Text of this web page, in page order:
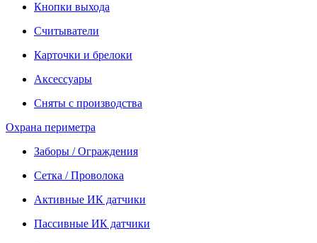
Кнопки выхода
Считыватели
Карточки и брелоки
Аксессуары
Сняты с производства
Охрана периметра
Заборы / Ограждения
Сетка / Проволока
Активные ИК датчики
Пассивные ИК датчики